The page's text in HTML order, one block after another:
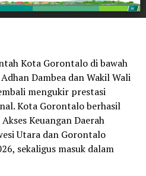
kondusivitas daerah
tegas Pemkot Gorontalo
dalam memberantas
menyasar pengecer
dan toko-toko besar
nasional tersebut, Kota
puncak dengan tingkat rasa
81 persen, disusul oleh Kota
Magelang, dan
Kota Gorontalo di bawah
Dambea dan Wakil Wali
mengukir prestasi
Kota Gorontalo berhasil
Keuangan Daerah
Utara dan Gorontalo
sekaligus masuk dalam